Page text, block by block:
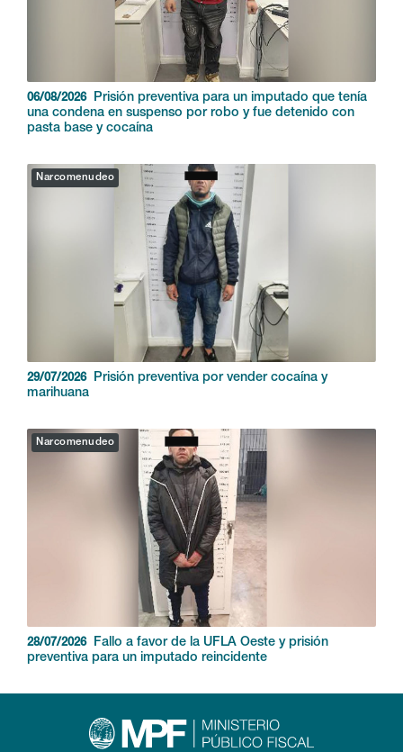
06/08/2026
Prisión preventiva para un imputado que tenía
una condena en suspenso por robo y fue detenido con
pasta base y cocaína
Narcomenudeo
29/07/2026
Prisión preventiva por vender cocaína y
marihuana
Narcomenudeo
28/07/2026
Fallo a favor de la UFLA Oeste y prisión
preventiva para un imputado reincidente